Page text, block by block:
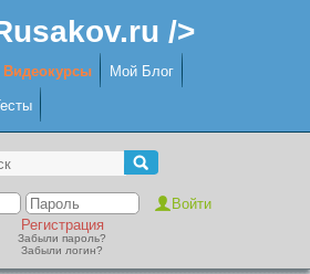
/>
Видеокурсы Мой Блог
Регистрация
Забыли пароль?
Забыли логин?